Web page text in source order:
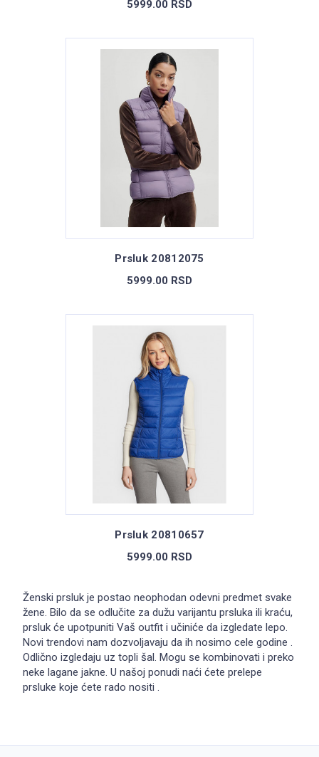
5999.00 RSD
Prsluk 20812075
5999.00 RSD
Prsluk 20810657
5999.00 RSD
Ženski prsluk je postao neophodan odevni predmet svake
žene. Bilo da se odlučite za dužu varijantu prsluka ili kraću,
prsluk će upotpuniti Vaš outfit i učiniće da izgledate lepo.
Novi trendovi nam dozvoljavaju da ih nosimo cele godine .
Odlično izgledaju uz topli šal. Mogu se kombinovati i preko
neke lagane jakne. U našoj ponudi naći ćete prelepe
prsluke koje ćete rado nositi .